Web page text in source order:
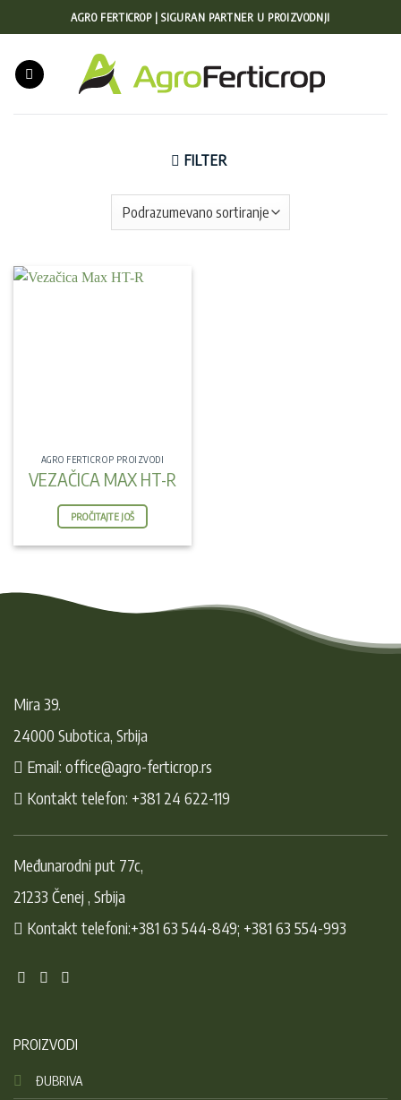
na
AGRO FERTICROP | SIGURAN PARTNER U PROIZVODNJI
FILTER
AGRO FERTICROP PROIZVODI
VEZAČICA MAX HT-R
PROČITAJTE JOŠ
Mira 39.
24000 Subotica, Srbija
Email: office@agro-ferticrop.rs
Kontakt telefon: +381 24 622-119
Međunarodni put 77c,
21233 Čenej , Srbija
Kontakt telefoni:+381 63 544-849; +381 63 554-993
PROIZVODI
ĐUBRIVA